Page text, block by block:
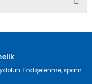
Endişelenme, spam